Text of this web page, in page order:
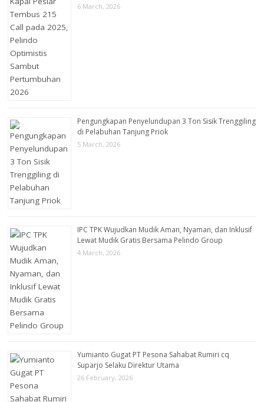
6 March, 2026
Pengungkapan Penyelundupan 3 Ton Sisik Trenggiling
di Pelabuhan Tanjung Priok
5 March, 2026
IPC TPK Wujudkan Mudik Aman, Nyaman, dan Inklusif
Lewat Mudik Gratis Bersama Pelindo Group
4 March, 2026
Yumianto Gugat PT Pesona Sahabat Rumiri cq
Suparjo Selaku Direktur Utama
26 February, 2026